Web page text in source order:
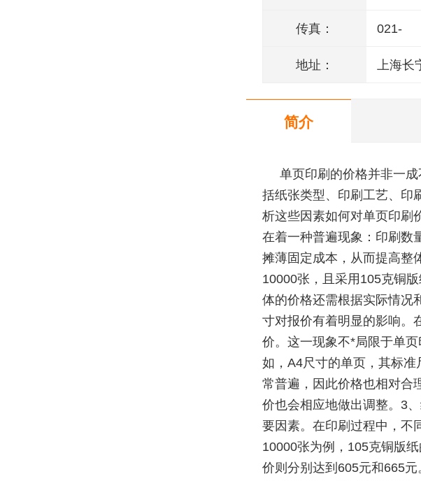
传真： 021-
地址： 上海长
简介
单页印刷的价格并非一
括纸张类型、印刷工艺、印
析这些因素如何对单页印刷
在着一种普遍现象：印刷数
摊薄固定成本，从而提高整
10000张，且采用105克铜
体的价格还需根据实际情况
寸对报价有着明显的影响。
价。这一现象不*局限于单
如，A4尺寸的单页，其标
常普遍，因此价格也相对合
价也会相应地做出调整。3
要因素。在印刷过程中，不
10000张为例，105克铜版
价则分别达到605元和665